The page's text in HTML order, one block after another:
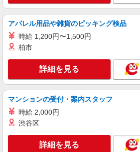
【正社員】月給
30,000円 ・役職手当：
善手当：20,000〜
により変動） ・固定残
間） ※固定残業時間を
認知症介護基礎研修 ・
・介護福祉士 など
八潮市
株式会社kotrio /●SI-H-2101456
【面接なし】日払いで
ービス＊八潮駅
時給1600円〜2250
三郷市｜最寄り：八
アパレル用品や雑貨のピッキング検品
時給 1,200円〜1,500円
柏市
詳細を見る
マンションの受付・案内スタッフ
時給 2,000円
渋谷区
詳細を見る